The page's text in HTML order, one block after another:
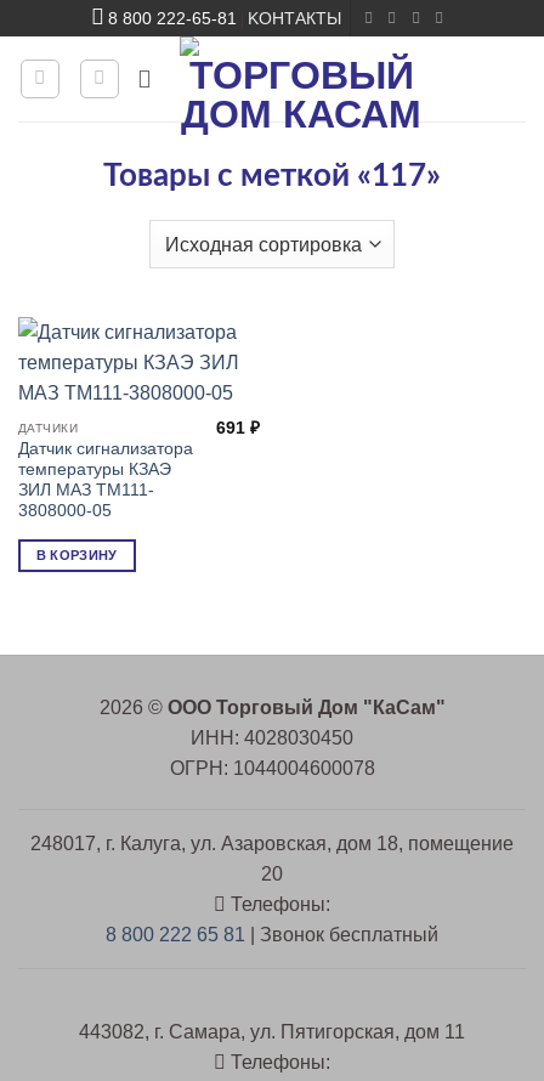
content
8 800 222-65-81 KОНТАКТЫ
Товары с меткой «117»
ДАТЧИКИ
Датчик сигнализатора
температуры КЗАЭ
ЗИЛ МАЗ ТМ111-
3808000-05
691₽
В КОРЗИНУ
2026 © ООО Торговый Дом "КаСам"
ИНН: 4028030450
ОГРН: 1044004600078
248017, г. Калуга, ул. Азаровская, дом 18, помещение
20
Телефоны:
8 800 222 65 81 | Звонок бесплатный
443082, г. Самара, ул. Пятигорская, дом 11
Телефоны: